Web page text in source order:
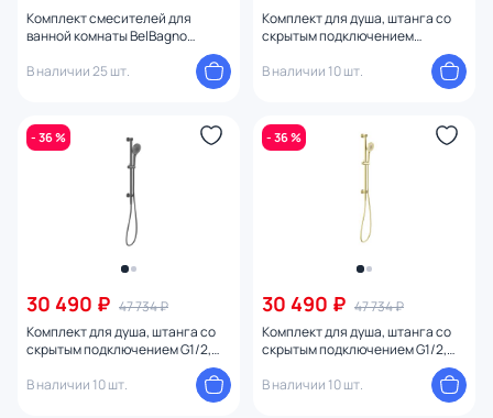
Комплект смесителей для
ванной комнаты BelBagno
В наличии 25 шт.
Комплект для душа, штанга со
скрытым подключением
никель
В наличии 10 шт.
- 36 %
30 490 ₽ 47 734 ₽
Комплект для душа, штанга со
скрытым подключением G1/2,
Feramolli Sole S783GB, графит
В наличии 10 шт.
- 36 %
30 490 ₽ 47 734 ₽
Комплект для душа, штанга со
скрытым подключением G1/2,
Feramolli Sole S783GL, золото
В наличии 10 шт.